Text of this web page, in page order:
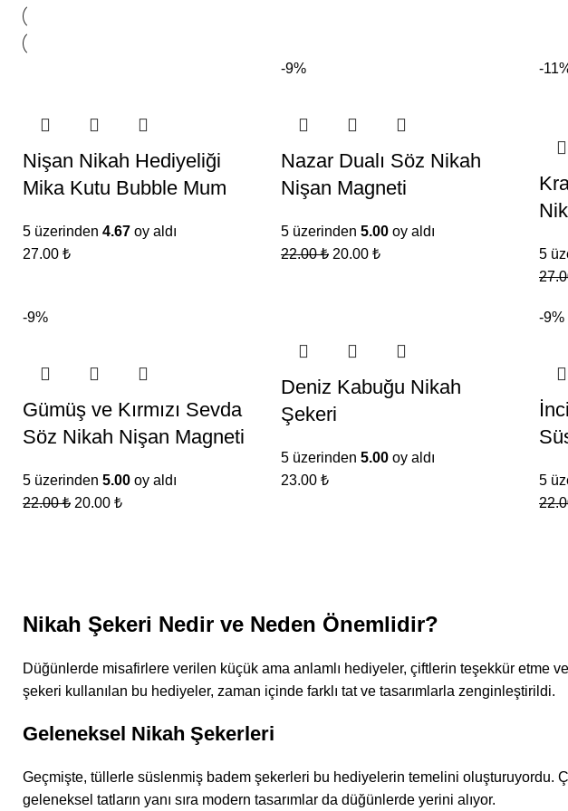
Nişan Nikah Hediyeliği
Mika Kutu Bubble Mum
5 üzerinden 4.67 oy aldı
27.00 ₺
-9%
Nazar Dualı Söz Nikah
Nişan Magneti
5 üzerinden 5.00 oy aldı
22.00₺ 20.00 ₺
-
5
-9%
Gümüş ve Kırmızı Sevda
Söz Nikah Nişan Magneti
5 üzerinden 5.00 oy aldı
22.00₺ 20.00 ₺
Deniz Kabuğu Nikah
Şekeri
5 üzerinden 5.00 oy aldı
23.00 ₺
-9%
5
Nikah Şekeri Nedir ve Neden Önemlidir?
Düğünlerde misafirlere verilen küçük ama anlamlı hediyeler, çiftlerin teşekkür etme
şekeri kullanılan bu hediyeler, zaman içinde farklı tat ve tasarımlarla zenginleştirildi.
Geleneksel Nikah Şekerleri
Geçmişte, tüllerle süslenmiş badem şekerleri bu hediyelerin temelini oluşturuyordu.
geleneksel tatların yanı sıra modern tasarımlar da düğünlerde yerini alıyor.